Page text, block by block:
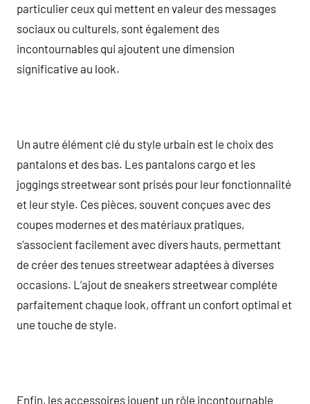
particulier ceux qui mettent en valeur des messages
sociaux ou culturels, sont également des
incontournables qui ajoutent une dimension
significative au look.
Un autre élément clé du style urbain est le choix des
pantalons et des bas. Les pantalons cargo et les
joggings streetwear sont prisés pour leur fonctionnalité
et leur style. Ces pièces, souvent conçues avec des
coupes modernes et des matériaux pratiques,
s’associent facilement avec divers hauts, permettant
de créer des tenues streetwear adaptées à diverses
occasions. L’ajout de sneakers streetwear compléte
parfaitement chaque look, offrant un confort optimal et
une touche de style.
Enfin, les accessoires jouent un rôle incontournable